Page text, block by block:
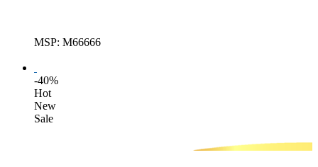
MSP: M66666
-40%
Hot
New
Sale